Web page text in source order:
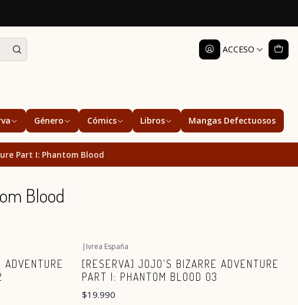
ACCESO
Género Cómics Libros Mangas Defectuosos
Part I: Phantom Blood
Blood
| Ivrea España
[RESERVA] JOJO'S BIZARRE ADVENTURE
PART I: PHANTOM BLOOD 03
$19.990